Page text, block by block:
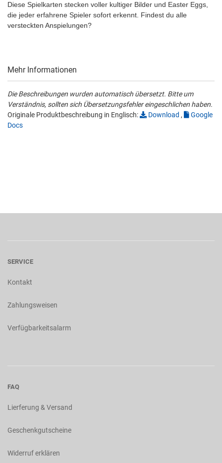
Diese Spielkarten stecken voller kultiger Bilder und Easter Eggs,
die jeder erfahrene Spieler sofort erkennt. Findest du alle
versteckten Anspielungen?
Mehr Informationen
Die Beschreibungen wurden automatisch übersetzt. Bitte um
Verständnis, sollten sich Übersetzungsfehler eingeschlichen haben.
Originale Produktbeschreibung in Englisch:
Download ,
Google
Docs
SERVICE
Kontakt
Zahlungsweisen
Verfügbarkeitsalarm
FAQ
Lierferung & Versand
Geschenkgutscheine
Widerruf erklären